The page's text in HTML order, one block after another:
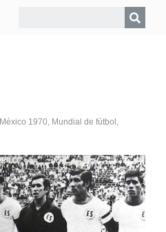
México 1970, Mundial de fútbol ,